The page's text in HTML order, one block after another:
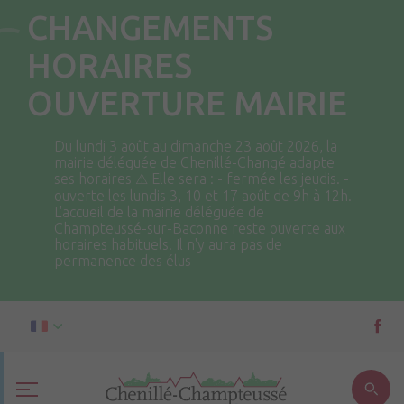
CHANGEMENTS
HORAIRES
OUVERTURE MAIRIE
Du lundi 3 août au dimanche 23 août 2026, la
mairie déléguée de Chenillé-Changé adapte
ses horaires ⚠ Elle sera : - fermée les jeudis. -
ouverte les lundis 3, 10 et 17 août de 9h à 12h.
L'accueil de la mairie déléguée de
Champteussé-sur-Baconne reste ouverte aux
horaires habituels. Il n'y aura pas de
permanence des élus